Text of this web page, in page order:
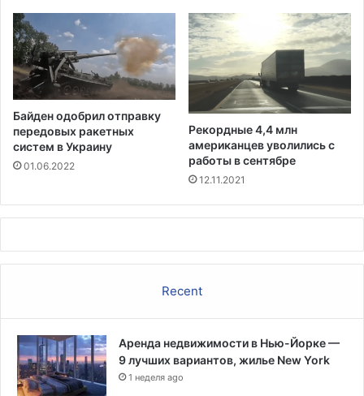
р
ж
а
л
а
с
т
д
н
к
Байден одобрил отправку
передовых ракетных
систем в Украину
01.06.2022
Рекордные 4,4 млн
американцев уволились с
работы в сентябре
12.11.2021
Recent
Аренда недвижимости в Нью-Йорке —
9 лучших вариантов, жилье New York
1 неделя ago